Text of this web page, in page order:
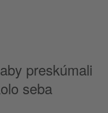
preskúmali
seba